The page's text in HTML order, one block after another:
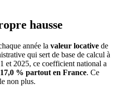
hausse
année la valeur locative de
qui sert de base de calcul à
et 2025, ce coefficient national a
% partout en France. Ce
non plus.